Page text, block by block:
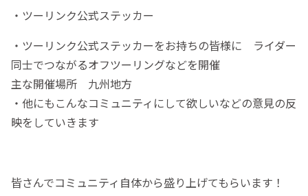
・ツーリンク公式ステッカー
・ツーリンク公式ステッカーをお持ちの皆様に ライダー
同士でつながるオフツーリングなどを開催
主な開催場所 九州地方
・他にもこんなコミュニティにして欲しいなどの意見の反
映をしていきます
皆さんでコミュニティ自体から盛り上げてもらいます！